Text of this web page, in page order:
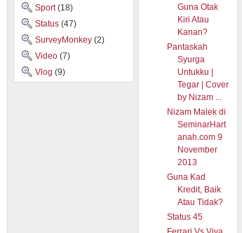
Sport(18)
Status (47)
SurveyMonkey (2)
Video (7)
Vlog (9)
Guna Otak
Kiri Atau
Kanan?
Pantaskah
Syurga
Untukku |
Tegar | Cover
by Nizam ...
Nizam Malek di
SeminarHart
anah.com 9
November
2013
Guna Kad
Kredit, Baik
Atau Tidak?
Status 45